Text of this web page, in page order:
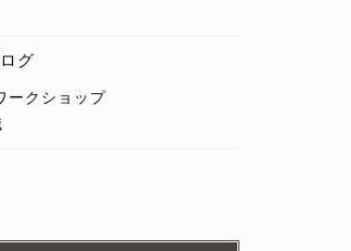
グ
ークショップ